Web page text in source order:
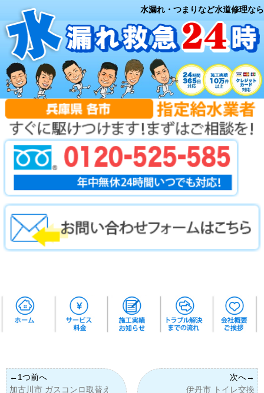
水漏れ・つまりなど水道修理なら
加古川市 ガスコンロ取替え 伊丹市 トイレ交換